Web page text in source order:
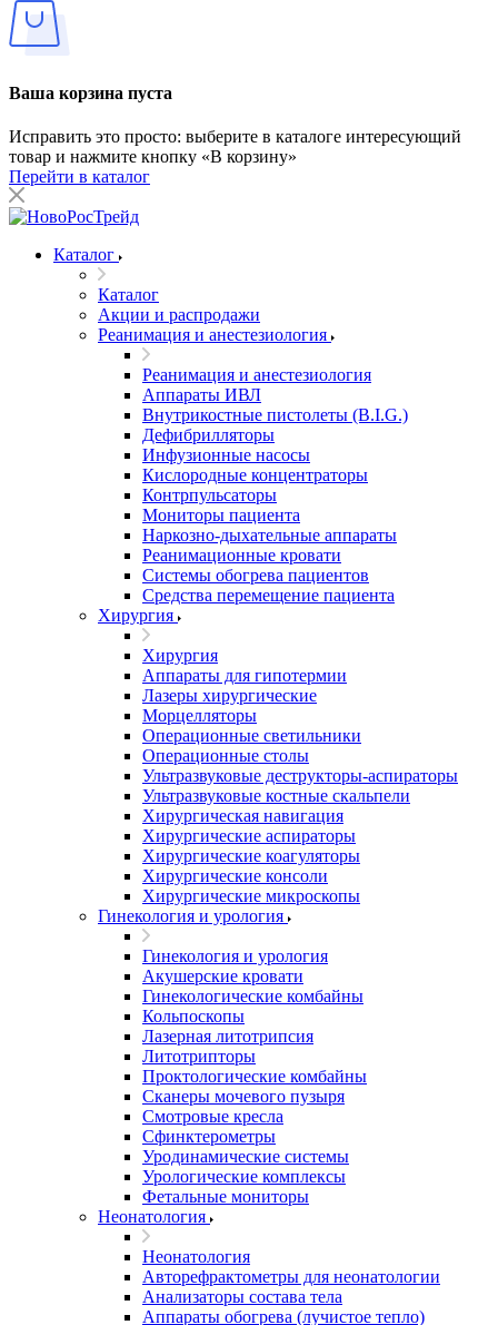
Ваша корзина пуста
Исправить это просто: выберите в каталоге интересующий
товар и нажмите кнопку «В корзину»
Перейти в каталог
Каталог
Каталог
Акции и распродажи
Реанимация и анестезиология
Реанимация и анестезиология
Аппараты ИВЛ
Внутрикостные пистолеты (B.I.G.)
Дефибрилляторы
Инфузионные насосы
Кислородные концентраторы
Контрпульсаторы
Мониторы пациента
Наркозно-дыхательные аппараты
Реанимационные кровати
Системы обогрева пациентов
Средства перемещение пациента
Хирургия
Хирургия
Аппараты для гипотермии
Лазеры хирургические
Морцелляторы
Операционные светильники
Операционные столы
Ультразвуковые деструкторы-аспираторы
Ультразвуковые костные скальпели
Хирургическая навигация
Хирургические аспираторы
Хирургические коагуляторы
Хирургические консоли
Хирургические микроскопы
Гинекология и урология
Гинекология и урология
Акушерские кровати
Гинекологические комбайны
Кольпоскопы
Лазерная литотрипсия
Литотрипторы
Проктологические комбайны
Сканеры мочевого пузыря
Смотровые кресла
Сфинктерометры
Уродинамические системы
Урологические комплексы
Фетальные мониторы
Неонатология
Неонатология
Авторефрактометры для неонатологии
Анализаторы состава тела
Аппараты обогрева (лучистое тепло)